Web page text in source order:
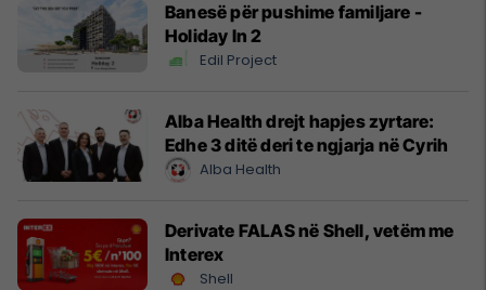
Banesë për pushime familjare -
Holiday In 2
Edil Project
Alba Health drejt hapjes zyrtare:
Edhe 3 ditë deri te ngjarja në Cyrih
Alba Health
Derivate FALAS në Shell, vetëm me
Interex
Shell